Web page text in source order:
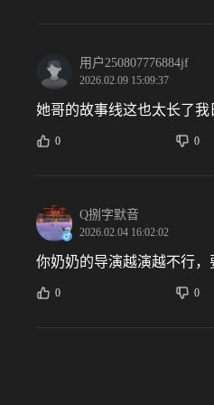
用户250807776884jf
2026.02.09 15:09:37
她哥的故事线这也太长了我
0 0
Q捌字默音
2026.02.04 16:02:02
你奶奶的导演越演越不行，
0 0